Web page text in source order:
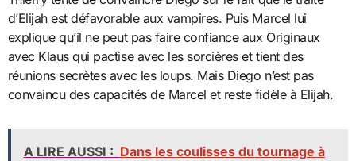
d’Elijah est défavorable aux vampires. Puis Marcel lui
explique qu’il ne peut pas faire confiance aux Originaux
avec Klaus qui pactise avec les sorcières et tient des
réunions secrètes avec les loups. Mais Diego n’est pas
convaincu des capacités de Marcel et reste fidèle à Elijah.
A LIRE AUSSI : Dans les coulisses du tournage à